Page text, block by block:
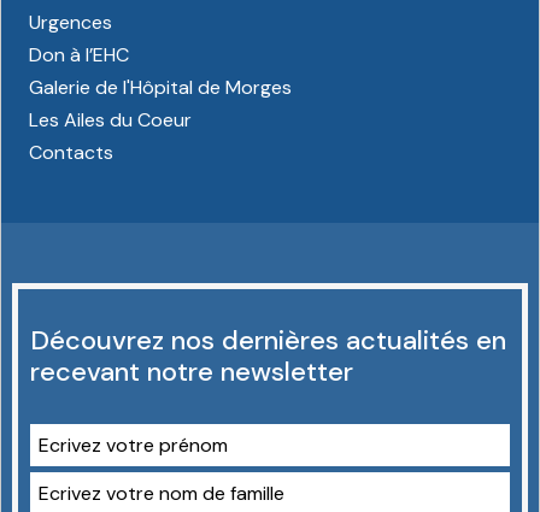
Urgences
Don à l’EHC
Galerie de l'Hôpital de Morges
Les Ailes du Coeur
Contacts
Découvrez nos dernières actualités en
recevant notre newsletter